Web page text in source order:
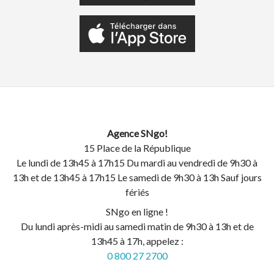
Agence SNgo!
15 Place de la République
Le lundi de 13h45 à 17h15 Du mardi au vendredi de 9h30 à
13h et de 13h45 à 17h15 Le samedi de 9h30 à 13h Sauf jours
fériés
SNgo en ligne !
Du lundi après-midi au samedi matin de 9h30 à 13h et de
13h45 à 17h, appelez :
0 800 27 2700